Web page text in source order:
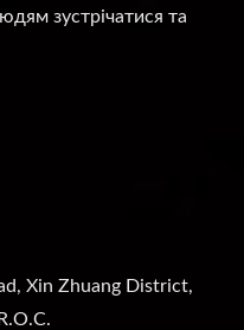
зустрічатися та
Xin Zhuang District,